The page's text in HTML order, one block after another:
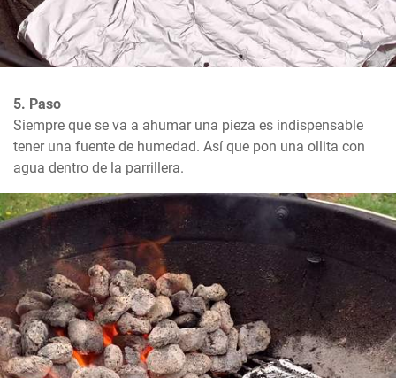
5. Paso
Siempre que se va a ahumar una pieza es indispensable
tener una fuente de humedad. Así que pon una ollita con
agua dentro de la parrillera.